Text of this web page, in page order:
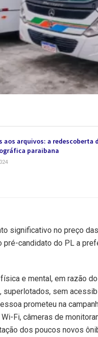
aos arquivos: a redescoberta
paraibana
significativo no preço das
candidato do PL a
e mental, em razão do
superlotados, sem
prometeu na
Fi, câmeras de
dos poucos novos